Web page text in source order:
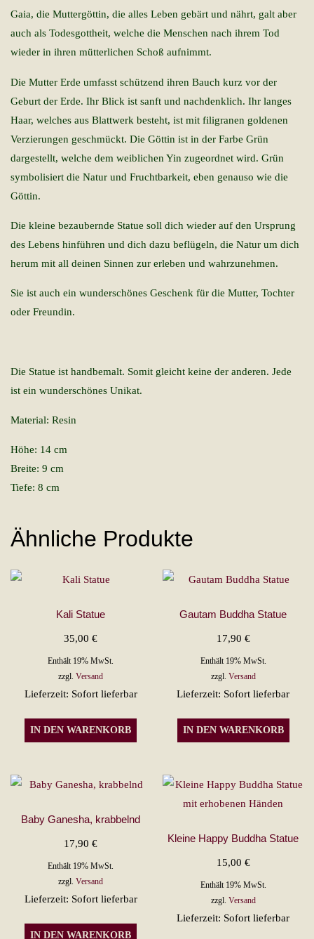
Gaia, die Muttergöttin, die alles Leben gebärt und nährt, galt aber
auch als Todesgottheit, welche die Menschen nach ihrem Tod
wieder in ihren mütterlichen Schoß aufnimmt.
Die Mutter Erde umfasst schützend ihren Bauch kurz vor der
Geburt der Erde. Ihr Blick ist sanft und nachdenklich. Ihr langes
Haar, welches aus Blattwerk besteht, ist mit filigranen goldenen
Verzierungen geschmückt. Die Göttin ist in der Farbe Grün
dargestellt, welche dem weiblichen Yin zugeordnet wird. Grün
symbolisiert die Natur und Fruchtbarkeit, eben genauso wie die
Göttin.
Die kleine bezaubernde Statue soll dich wieder auf den Ursprung
des Lebens hinführen und dich dazu beflügeln, die Natur um dich
herum mit all deinen Sinnen zur erleben und wahrzunehmen.
Sie ist auch ein wunderschönes Geschenk für die Mutter, Tochter
oder Freundin.
Die Statue ist handbemalt. Somit gleicht keine der anderen. Jede
ist ein wunderschönes Unikat.
Material: Resin
Höhe: 14 cm
Breite: 9 cm
Tiefe: 8 cm
Ähnliche Produkte
Kali Statue
35,00€
Enthält 19% MwSt.
zzgl.Versand
Lieferzeit: Sofort lieferbar
IN DEN WARENKORB
Gautam Buddha Statue
17,90 €
Enthält 19% MwSt.
zzgl. Versand
Lieferzeit: Sofort lieferbar
IN DEN WARENKORB
Baby Ganesha, krabbelnd
17,90€
Enthält 19% MwSt.
zzgl.Versand
Lieferzeit: Sofort lieferbar
IN DEN WARENKORB
Kleine Happy Buddha Statue
15,00 €
Enthält 19% MwSt.
zzgl. Versand
Lieferzeit: Sofort lieferbar